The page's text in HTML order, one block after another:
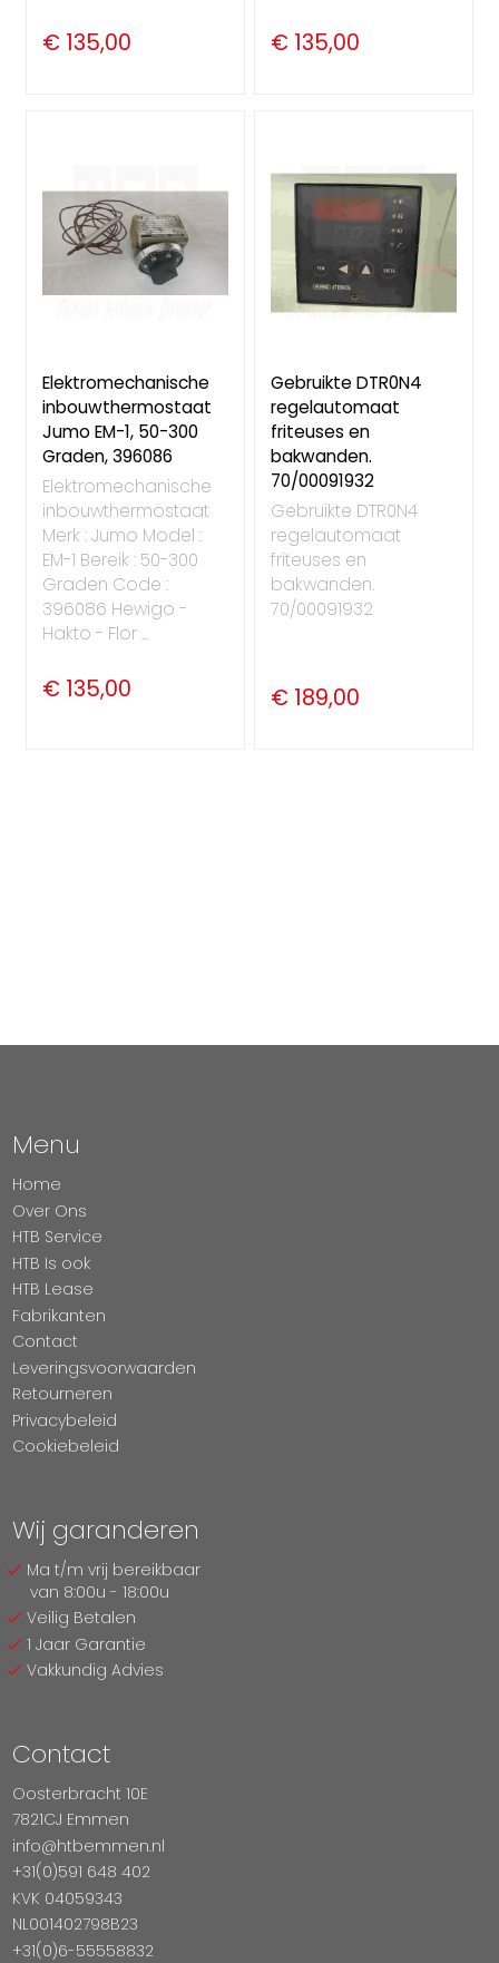
€ 135,00 € 135,00
Elektromechanische
inbouwthermostaat
Jumo EM-1, 50-300
Graden, 396086
Elektromechanische
inbouwthermostaat
Merk : Jumo Model :
EM-1 Bereik : 50-300
Graden Code :
396086 Hewigo -
Hakto - Flor ...
€ 135,00
Gebruikte DTR0N4
regelautomaat
friteuses en
bakwanden.
70/00091932
Gebruikte DTR0N4
regelautomaat
friteuses en
bakwanden.
70/00091932
€ 189,00
Menu
Home
Over Ons
HTB Service
HTB Is ook
HTB Lease
Fabrikanten
Contact
Leveringsvoorwaarden
Retourneren
Privacybeleid
Cookiebeleid
Wij garanderen
Ma t/m vrij bereikbaar
van 8:00u - 18:00u
Veilig Betalen
1 Jaar Garantie
Vakkundig Advies
Contact
Oosterbracht 10E
7821CJ Emmen
info@htbemmen.nl
+31(0)591 648 402
KVK 04059343
NL001402798B23
+31(0)6-55558832